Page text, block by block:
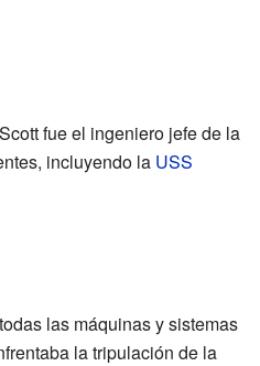
fue el ingeniero jefe de la
incluyendo la USS
las máquinas y sistemas
la tripulación de la